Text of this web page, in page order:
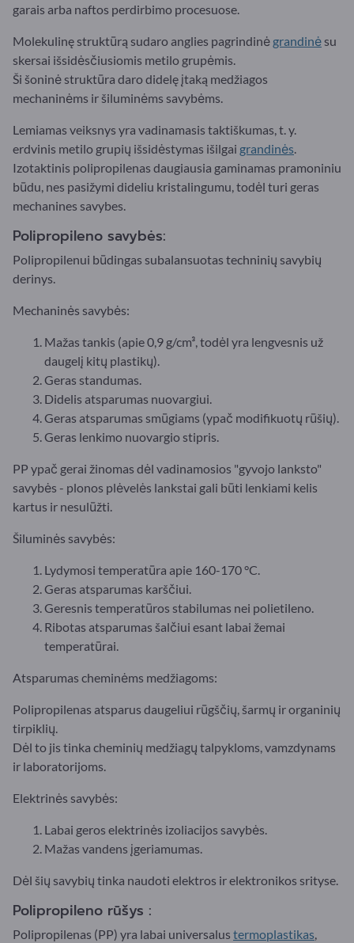
garais arba naftos perdirbimo procesuose.
Molekulinę struktūrą sudaro anglies pagrindinė grandinė su
skersai išsidėsčiusiomis metilo grupėmis.
Ši šoninė struktūra daro didelę įtaką medžiagos
mechaninėms ir šiluminėms savybėms.
Lemiamas veiksnys yra vadinamasis taktiškumas, t. y.
erdvinis metilo grupių išsidėstymas išilgai grandinės.
Izotaktinis polipropilenas daugiausia gaminamas pramoniniu
būdu, nes pasižymi dideliu kristalingumu, todėl turi geras
mechanines savybes.
Polipropileno savybės:
Polipropilenui būdingas subalansuotas techninių savybių
derinys.
Mechaninės savybės:
Mažas tankis (apie 0,9 g/cm³, todėl yra lengvesnis už
daugelį kitų plastikų).
Geras standumas.
Didelis atsparumas nuovargiui.
Geras atsparumas smūgiams (ypač modifikuotų rūšių).
Geras lenkimo nuovargio stipris.
PP ypač gerai žinomas dėl vadinamosios "gyvojo lanksto"
savybės - plonos plėvelės lankstai gali būti lenkiami kelis
kartus ir nesulūžti.
Šiluminės savybės:
Lydymosi temperatūra apie 160-170 °C.
Geras atsparumas karščiui.
Geresnis temperatūros stabilumas nei polietileno.
Ribotas atsparumas šalčiui esant labai žemai
temperatūrai.
Atsparumas cheminėms medžiagoms:
Polipropilenas atsparus daugeliui rūgščių, šarmų ir organinių
tirpiklių.
Dėl to jis tinka cheminių medžiagų talpykloms, vamzdynams
ir laboratorijoms.
Elektrinės savybės:
Labai geros elektrinės izoliacijos savybės.
Mažas vandens įgeriamumas.
Dėl šių savybių tinka naudoti elektros ir elektronikos srityse.
Polipropileno rūšys :
Polipropilenas (PP) yra labai universalus termoplastikas,